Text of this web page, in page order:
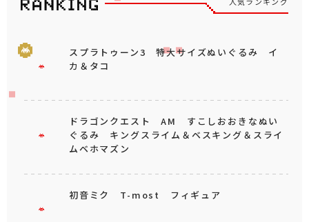
スプラトゥーン3 特大サイズぬいぐるみ イ
カ＆タコ
ドラゴンクエスト AM すこしおおきなぬい
ぐるみ キングスライム＆ベスキング＆スライ
ムベホマズン
初音ミク T-most フィギュア